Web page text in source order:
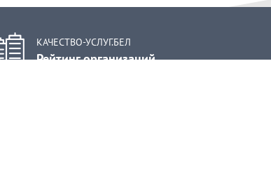
КАЧЕСТВО-УСЛУГ.БЕЛ
Рейтинг организаций